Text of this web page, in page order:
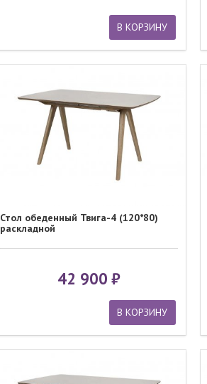
В КОРЗИНУ
Стол обеденный Твига-4 (120*80)
раскладной
42 900
В КОРЗИНУ